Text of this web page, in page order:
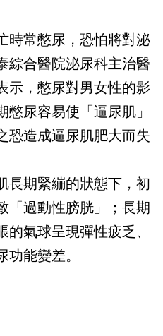
時常憋尿，恐怕將對泌
綜合醫院泌尿科主治醫
示，憋尿對男女性的影
尿容易使「逼尿肌」
恐造成逼尿肌肥大而失
長期緊繃的狀態下，初
「過動性膀胱」；長期
氣球呈現彈性疲乏、
功能變差。